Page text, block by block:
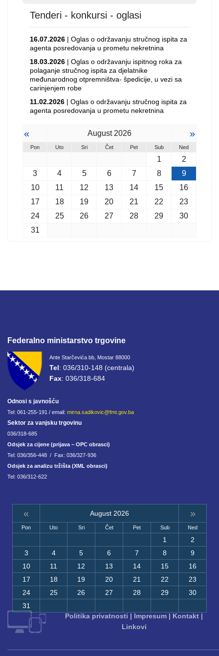
Tenderi - konkursi - oglasi
16.07.2026 | Oglas o održavanju stručnog ispita za
agenta posredovanja u prometu nekretnina
18.03.2026 | Oglas o održavanju ispitnog roka za
polaganje stručnog ispita za djelatnike
međunarodnog otpremništva- špedicije, u vezi sa
carinjenjem robe
11.02.2026 | Oglas o održavanju stručnog ispita za
agenta posredovanja u prometu nekretnina
« August 2026 »
Pon Uto Sri Čet Pet Sub Ned
1
2
3
4 5 6 7 8
9
10
11 12 13 14 15
16
17
18 19 20 21 22
23
24
25 26 27 28 29
30
31
Federalno ministarstvo trgovine
Ante Starčevića bb, Mostar 88000
Tel: 036/310-148 (centrala)
Fax: 036/318-684
Odnosi s javnošću
Tel: 061-255-191 / email: mirna.sadikovic@fmt.gov.ba
Sektor za vanjsku trgovinu
036/318-685
Odsjek za cijene (prijava – OPC obrasci)
Tel: 036/356-448 / Fax: 036/327-936
Odsjek za analizu tržišta (XML obrasci)
Tel: 036/312-622
« August 2026 »
Pon Uto Sri Čet Pet Sub Ned
1
2
3
4 5 6 7 8
9
10
11 12 13 14 15
16
17
18 19 20 21 22
23
24
25 26 27 28 29
30
31
Politika privatnosti | Impresum | Kontakt |
Linkovi